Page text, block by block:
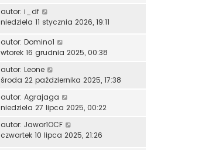
autor: i_df
niedziela 11 stycznia 2026, 19:11
autor: Domino1
wtorek 16 grudnia 2025, 00:38
autor: Leone
środa 22 października 2025, 17:38
autor: Agrajaga
niedziela 27 lipca 2025, 00:22
autor: Jawor1OCF
czwartek 10 lipca 2025, 21:26